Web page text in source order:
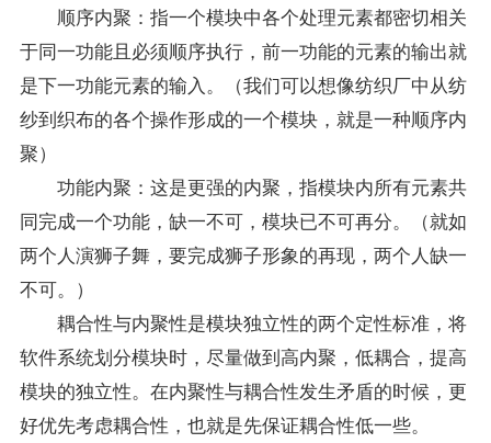
顺序内聚：指一个模块中各个处理元素都密切相关
于同一功能且必须顺序执行，前一功能的元素的输出就
是下一功能元素的输入。（我们可以想像纺织厂中从纺
纱到织布的各个操作形成的一个模块，就是一种顺序内
聚）
功能内聚：这是更强的内聚，指模块内所有元素共
同完成一个功能，缺一不可，模块已不可再分。（就如
两个人演狮子舞，要完成狮子形象的再现，两个人缺一
不可。）
耦合性与内聚性是模块独立性的两个定性标准，将
软件系统划分模块时，尽量做到高内聚，低耦合，提高
模块的独立性。在内聚性与耦合性发生矛盾的时候，更
好优先考虑耦合性，也就是先保证耦合性低一些。